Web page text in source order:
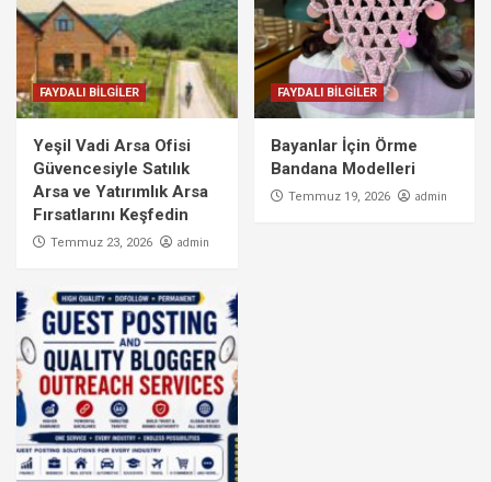
FAYDALI BİLGİLER
Yeşil Vadi Arsa Ofisi
Güvencesiyle Satılık
Arsa ve Yatırımlık Arsa
Fırsatlarını Keşfedin
Temmuz 23, 2026 admin
FAYDALI BİLGİLER
Bayanlar İçin Örme
Bandana Modelleri
Temmuz 19, 2026 admin